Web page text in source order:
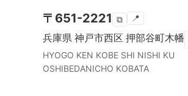
〒 651-2221 ⧉ 📍
兵庫県 神戸市西区 押部谷町木幡
HYOGO KEN KOBE SHI NISHI KU
OSHIBEDANICHO KOBATA